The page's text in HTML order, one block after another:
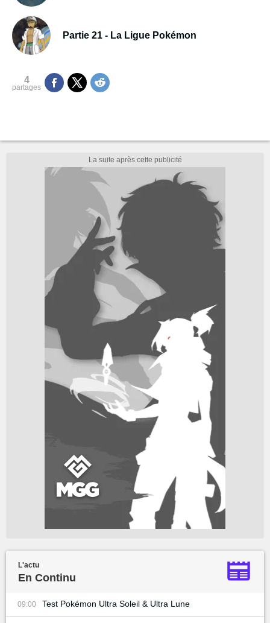
Partie 21 - La Ligue Pokémon
4
partages
L'actu
En Continu
09:00 Test Pokémon Ultra Soleil & Ultra Lune